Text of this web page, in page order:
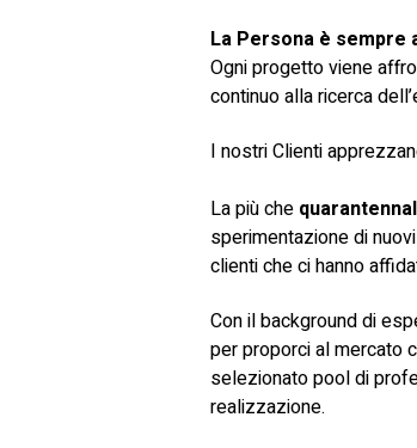
La Persona è
Ogni progetto viene
continuo alla ricerca
I nostri Clienti
La più che
sperimentazione di
clienti che ci hanno
Con il background di
per proporci al mercato
selezionato pool di
realizzazione.